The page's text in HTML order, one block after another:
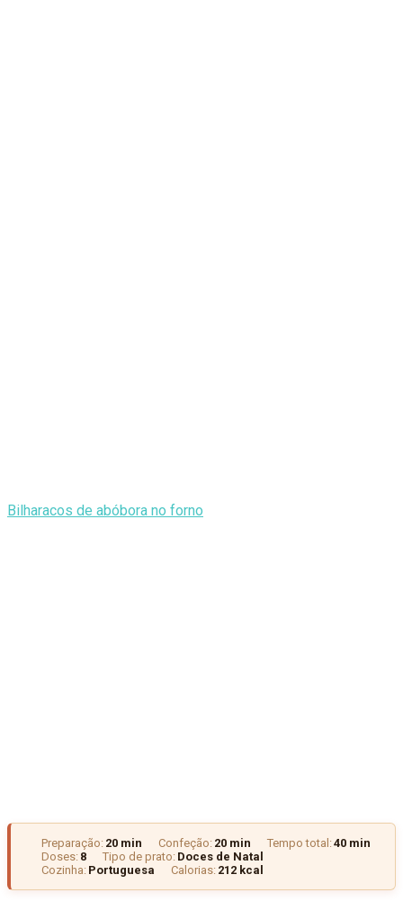
Bilharacos de abóbora no forno
Preparação: 20 min Confeção: 20 min Tempo total:40 min
Doses: 8 Tipo de prato: Doces de Natal
Cozinha: Portuguesa Calorias: 212 kcal